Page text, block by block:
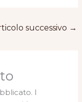
successivo →
I